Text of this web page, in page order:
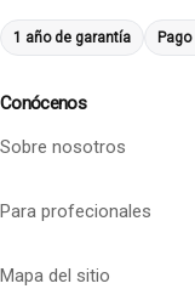
1 año de garantía
Conócenos
Sobre nosotros
Para profecionales
Mapa del sitio